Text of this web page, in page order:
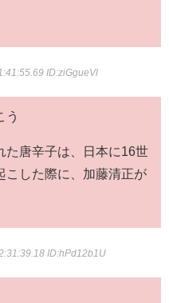
ID:ziGgueVl
う
た唐辛子は、日本に16世
こした際に、加藤清正が
ID:hPd12b1U